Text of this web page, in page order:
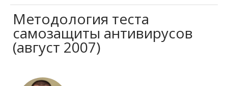
Методология теста
самозащиты антивирусов
(август 2007)